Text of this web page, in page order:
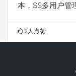
本，SS多用户管
2人点赞